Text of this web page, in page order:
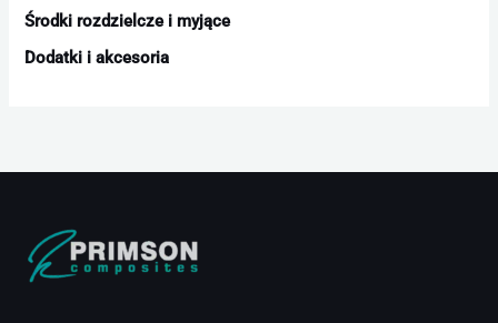
Środki rozdzielcze i myjące
Dodatki i akcesoria